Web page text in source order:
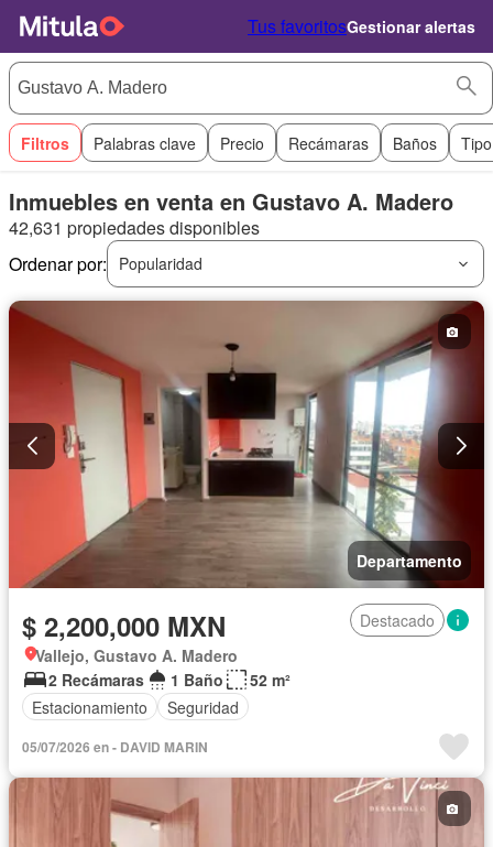
Tus favoritosGestionar alertas
Filtros Palabras clave Precio Recámaras Baños
Inmuebles en venta en Gustavo A. Madero
42,631 propiedades disponibles
Ordenar por:
Popularidad
Departamento
$ 2,200,000 MXN
Destacado
Vallejo, Gustavo A. Madero
2 Recámaras
1 Baño
52 m²
Estacionamiento
Seguridad
05/07/2026 en - DAVID MARIN